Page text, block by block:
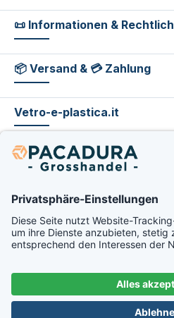
📜 Informationen &
📦 Versand & 💳 Zahlung
Vetro-e-plastica.it
AGB Datenschutz